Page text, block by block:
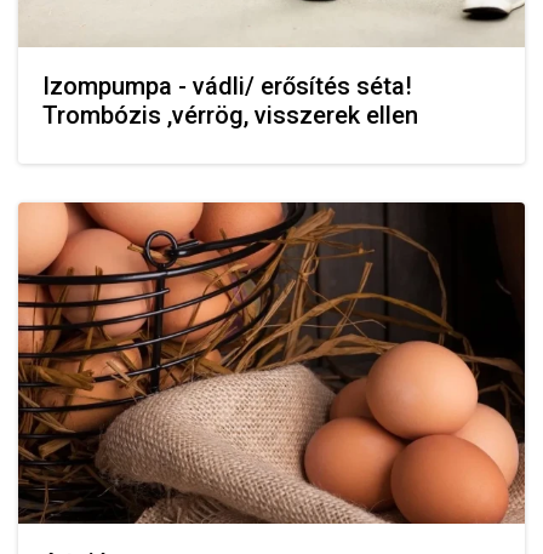
Izompumpa - vádli/ erősítés séta!
Trombózis ,vérrög, visszerek ellen